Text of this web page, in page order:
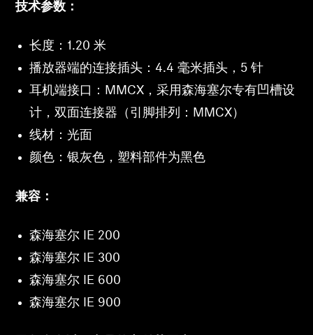
技术参数：
长度：1.20 米
播放器端的连接插头：4.4 毫米插头，5 针
耳机端接口：MMCX，采用森海塞尔专有凹槽设
计，双面连接器（引脚排列：MMCX）
线材：光面
颜色：银灰色，塑料部件为黑色
兼容：
森海塞尔 IE 200
森海塞尔 IE 300
森海塞尔 IE 600
森海塞尔 IE 900